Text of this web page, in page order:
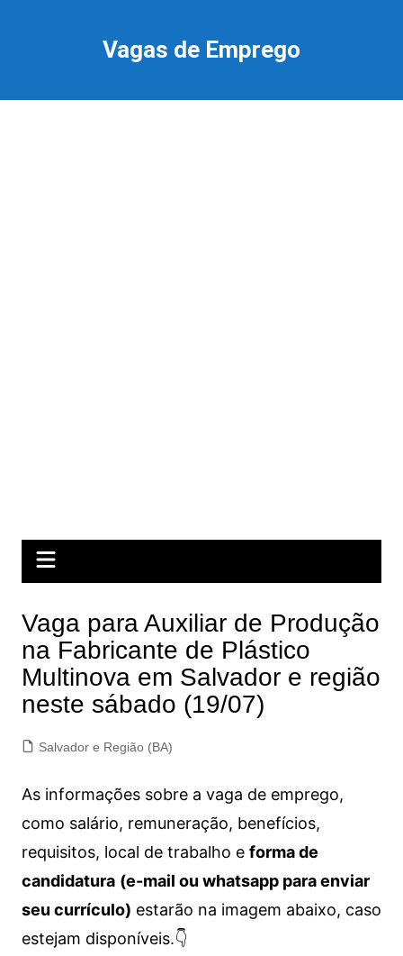
Vagas de Emprego
Vaga para Auxiliar de Produção
na Fabricante de Plástico
Multinova em Salvador e região
neste sábado (19/07)
Salvador e Região (BA)
As informações sobre a vaga de emprego,
como salário, remuneração, benefícios,
requisitos, local de trabalho e forma de
candidatura (e-mail ou whatsapp para enviar
seu currículo) estarão na imagem abaixo, caso
estejam disponíveis.👇